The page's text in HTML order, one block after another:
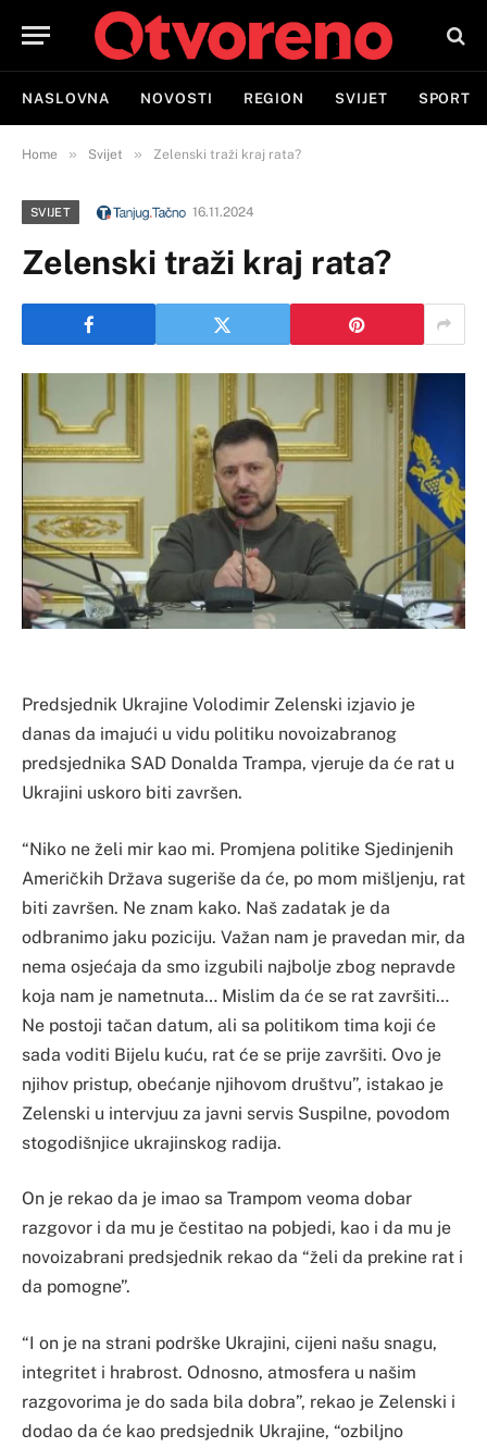
NASLOVNA NOVOSTI REGION SVIJET SPORT
Home » Svijet » Zelenski traži kraj rata?
SVIJET 16.11.2024
Zelenski traži kraj rata?
Predsjednik Ukrajine Volodimir Zelenski izjavio je
danas da imajući u vidu politiku novoizabranog
predsjednika SAD Donalda Trampa, vjeruje da će rat u
Ukrajini uskoro biti završen.
“Niko ne želi mir kao mi. Promjena politike Sjedinjenih
Američkih Država sugeriše da će, po mom mišljenju, rat
biti završen. Ne znam kako. Naš zadatak je da
odbranimo jaku poziciju. Važan nam je pravedan mir, da
nema osjećaja da smo izgubili najbolje zbog nepravde
koja nam je nametnuta… Mislim da će se rat završiti…
Ne postoji tačan datum, ali sa politikom tima koji će
sada voditi Bijelu kuću, rat će se prije završiti. Ovo je
njihov pristup, obećanje njihovom društvu”, istakao je
Zelenski u intervjuu za javni servis Suspilne, povodom
stogodišnjice ukrajinskog radija.
On je rekao da je imao sa Trampom veoma dobar
razgovor i da mu je čestitao na pobjedi, kao i da mu je
novoizabrani predsjednik rekao da “želi da prekine rat i
da pomogne”.
“I on je na strani podrške Ukrajini, cijeni našu snagu,
integritet i hrabrost. Odnosno, atmosfera u našim
razgovorima je do sada bila dobra”, rekao je Zelenski i
dodao da će kao predsjednik Ukrajine, “ozbiljno